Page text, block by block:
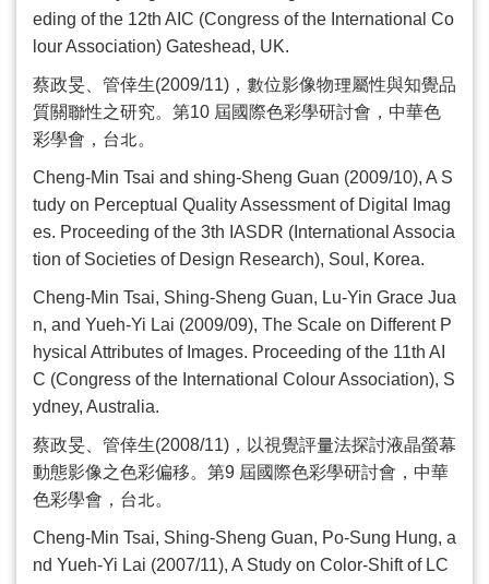
eding of the 12th AIC (Congress of the International Co
lour Association) Gateshead, UK.
蔡政旻、管倖生(2009/11) ，數位影像物理屬性與知覺品
質關聯性之研究。第10 屆國際色彩學研討會，中華色
彩學會，台北。
Cheng-Min Tsai and shing-Sheng Guan (2009/10), A S
tudy on Perceptual Quality Assessment of Digital Imag
es. Proceeding of the 3th IASDR (International Associa
tion of Societies of Design Research), Soul, Korea.
Cheng-Min Tsai, Shing-Sheng Guan, Lu-Yin Grace Jua
n, and Yueh-Yi Lai (2009/09), The Scale on Different P
hysical Attributes of Images. Proceeding of the 11th AI
C (Congress of the International Colour Association), S
ydney, Australia.
蔡政旻、管倖生(2008/11) ，以視覺評量法探討液晶螢幕
動態影像之色彩偏移。第9 屆國際色彩學研討會，中華
色彩學會，台北。
Cheng-Min Tsai, Shing-Sheng Guan, Po-Sung Hung, a
nd Yueh-Yi Lai (2007/11), A Study on Color-Shift of LC